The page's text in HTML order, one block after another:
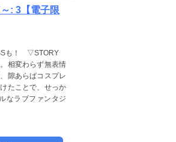
: 3【電子限
SSも！ ▽STORY
相変わらず無表情
隙あらばコスプレ
たことで、せっか
なラブファンタジ